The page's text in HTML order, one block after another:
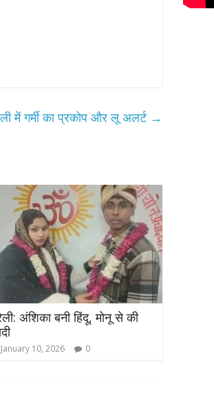
में गर्मी का प्रकोप और लू अलर्ट →
अंशिका बनी हिंदू, मोनू से की
January 10, 2026 0